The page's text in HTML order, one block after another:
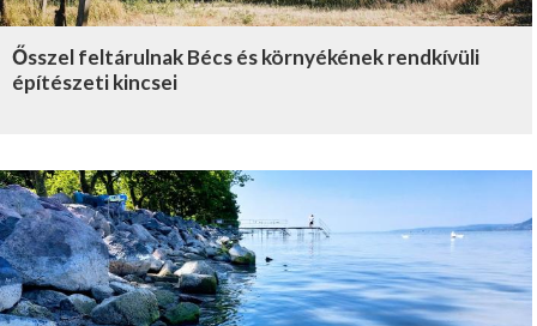
Ősszel feltárulnak Bécs és környékének rendkívüli
építészeti kincsei